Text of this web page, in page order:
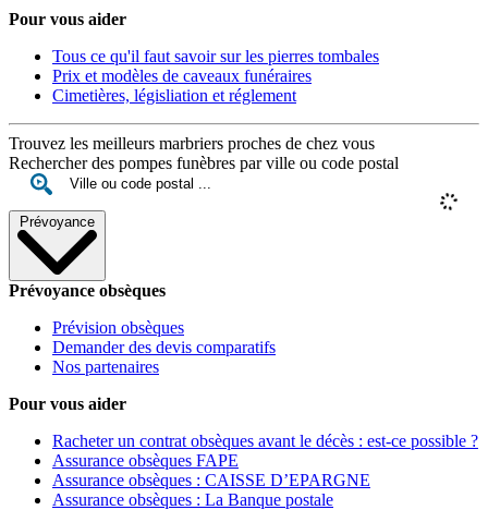
Pour vous aider
Tous ce qu'il faut savoir sur les pierres tombales
Prix et modèles de caveaux funéraires
Cimetières, législiation et réglement
Trouvez les meilleurs marbriers proches de chez vous
Rechercher des pompes funèbres par ville ou code postal
Prévoyance
Prévoyance obsèques
Prévision obsèques
Demander des devis comparatifs
Nos partenaires
Pour vous aider
Racheter un contrat obsèques avant le décès : est-ce possible ?
Assurance obsèques FAPE
Assurance obsèques : CAISSE D’EPARGNE
Assurance obsèques : La Banque postale